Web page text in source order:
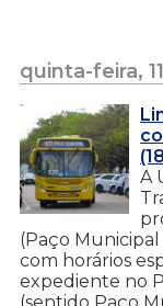
quinta-feira,
A
(Paço
com horários
expediente no
(sentido Paço